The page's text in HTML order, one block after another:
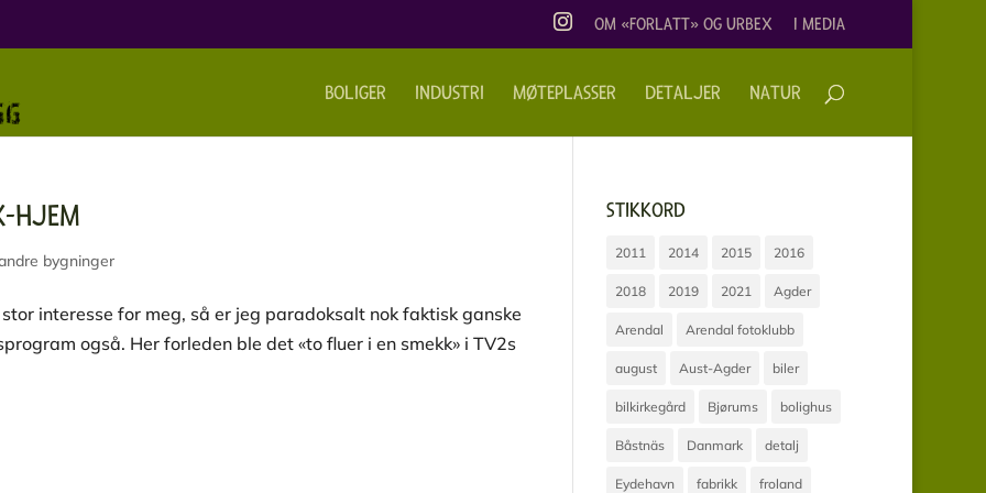
OM «FORLATT» OG URBEX I MEDIA
BOLIGER INDUSTRI MØTEPLASSER DETALJER NATUR
HJEM
bygninger
interesse for meg, så er jeg paradoksalt nok faktisk ganske
også. Her forleden ble det «to fluer i en smekk» i TV2s
STIKKORD
2011 2014 2015 2016
2018 2019 2021 Agder
Arendal Arendal fotoklubb
august Aust-Agder biler
bilkirkegård Bjørums bolighus
Båstnäs Danmark detalj
Eydehavn fabrikk froland